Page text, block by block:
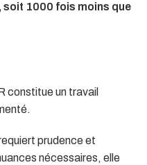
soit 1000 fois moins que
constitue un travail
prudence et
nécessaires, elle